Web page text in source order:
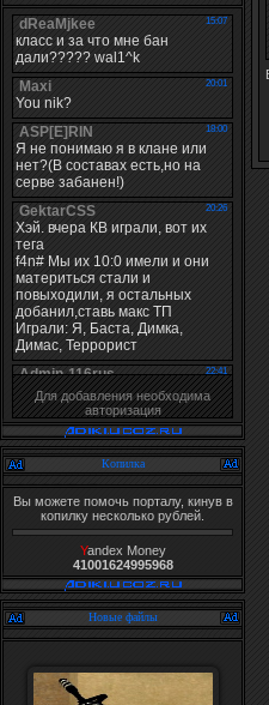
Для добавления необходима
авторизация
Копилка
Вы можете помочь порталу, кинув в
копилку несколько рублей.
Yandex Money
41001624995968
Новые файлы